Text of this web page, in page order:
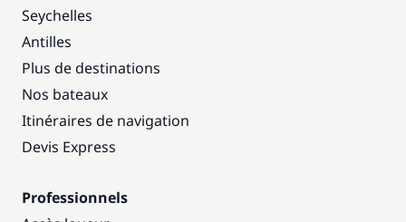
Seychelles
Antilles
Plus de destinations
Nos bateaux
Itinéraires de navigation
Devis Express
Professionnels